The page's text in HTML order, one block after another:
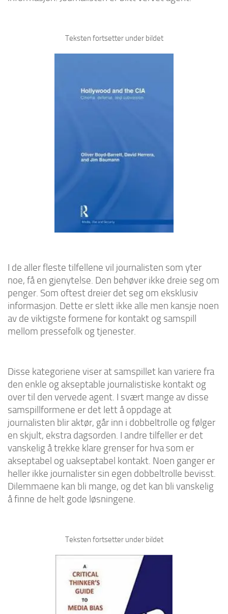
Teksten fortsetter under bildet
I de aller fleste tilfellene vil journalisten som yter
noe, få en gjenytelse. Den behøver ikke dreie seg om
penger. Som oftest dreier det seg om eksklusiv
informasjon. Dette er slett ikke alle men kansje noen
av de viktigste formene for kontakt og samspill
mellom pressefolk og tjenester.
Disse kategoriene viser at samspillet kan variere fra
den enkle og akseptable journalistiske kontakt og
over til den vervede agent. I svært mange av disse
samspillformene er det lett å oppdage at
journalisten blir aktør, går inn i dobbeltrolle og følger
en skjult, ekstra dagsorden. I andre tilfeller er det
vanskelig å trekke klare grenser for hva som er
akseptabel og uakseptabel kontakt. Noen ganger er
heller ikke journalister sin egen dobbeltrolle bevisst.
Dilemmaene kan bli mange, og det kan bli vanskelig
å finne de helt gode løsningene.
Teksten fortsetter under bildet